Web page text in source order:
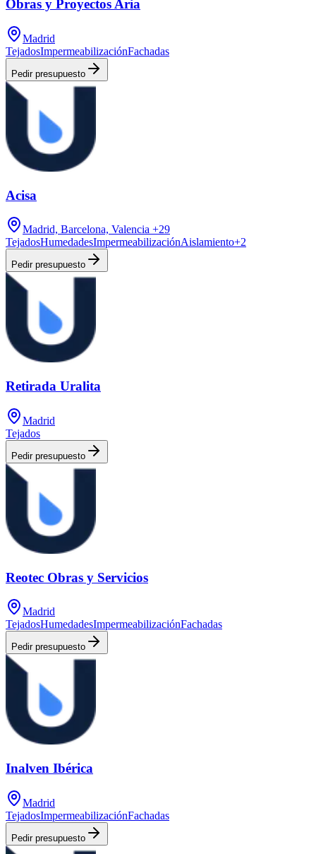
Obras y Proyectos Aria
Madrid
TejadosImpermeabilizaciónFachadas
Pedir presupuesto
Acisa
Madrid, Barcelona, Valencia +29
TejadosHumedadesImpermeabilizaciónAislamiento+2
Pedir presupuesto
Retirada Uralita
Madrid
Tejados
Pedir presupuesto
Reotec Obras y Servicios
Madrid
TejadosHumedadesImpermeabilizaciónFachadas
Pedir presupuesto
Inalven Ibérica
Madrid
TejadosImpermeabilizaciónFachadas
Pedir presupuesto